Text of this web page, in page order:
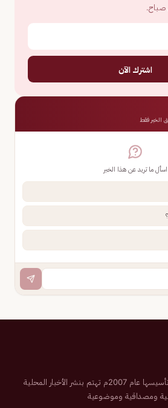
صباح.
اشترك الآن
الخبر فقط
اسأل ما تريد عن هذا الخبر
صحيفة إلكترونية سعودية تم تأسيسها عام 2007م تهتم بنشر الأخبار المحلية
ومصداقية وموضوعية